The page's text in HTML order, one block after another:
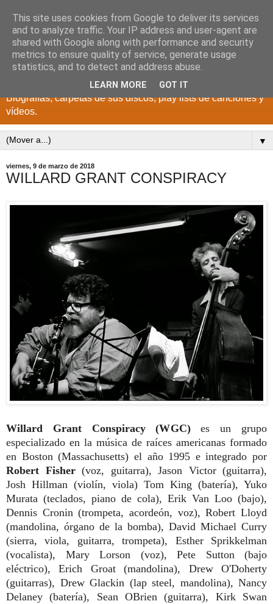
DISCOS PARA EL
RECUERDO
CANTANTES Y GRUPOS DE LOS AÑOS 1950 a 2022.
Biografías, carpetas de sus discos, play lists de canciones y
vídeos.
▼
viernes, 9 de marzo de 2018
WILLARD GRANT CONSPIRACY
Willard Grant Conspiracy (WGC)es un grupo
especializado en la música de raíces americanas formado
en Boston (Massachusetts) el año 1995 e integrado por
Robert Fisher (voz, guitarra), Jason Victor (guitarra),
Josh Hillman (violín, viola) Tom King (batería), Yuko
Murata (teclados, piano de cola), Erik Van Loo (bajo),
Dennis Cronin (trompeta, acordeón, voz), Robert Lloyd
(mandolina, órgano de la bomba), David Michael Curry
(sierra, viola, guitarra, trompeta), Esther Sprikkelman
(vocalista), Mary Lorson (voz), Pete Sutton (bajo
eléctrico), Erich Groat (mandolina), Drew O'Doherty
(guitarras), Drew Glackin (lap steel, mandolina), Nancy
Delaney (batería), Sean OBrien (guitarra), Kirk Swan
This site uses cookies from Google to deliver its services
and to analyze traffic. Your IP address and user-agent are
shared with Google along with performance and security
metrics to ensure quality of service, generate usage
statistics, and to detect and address abuse.
LEARN MORE GOT IT